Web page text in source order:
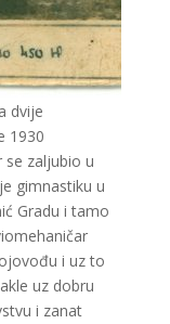
dvije
1930
se zaljubio u
gimnastiku u
Gradu i tamo
i uz to
uz dobru
i zanat